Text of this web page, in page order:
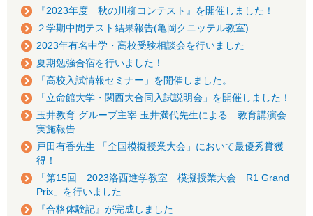
『2023年度 秋の川柳コンテスト』を開催しました！
２学期中間テスト結果報告(亀岡クニッテル教室)
2023年有名中学・高校受験相談会を行いました
夏期勉強合宿を行いました！
「高校入試情報セミナー」を開催しました。
「立命館大学・関西大合同入試説明会」を開催しました！
玉井教育 グループ主宰 玉井満代先生による 教育講演会
実施報告
戸田有香先生 「全国模擬授業大会」において最優秀賞獲
得！
「第15回 2023洛西進学教室 模擬授業大会 R1 Grand
Prix」を行いました
『合格体験記』が完成しました